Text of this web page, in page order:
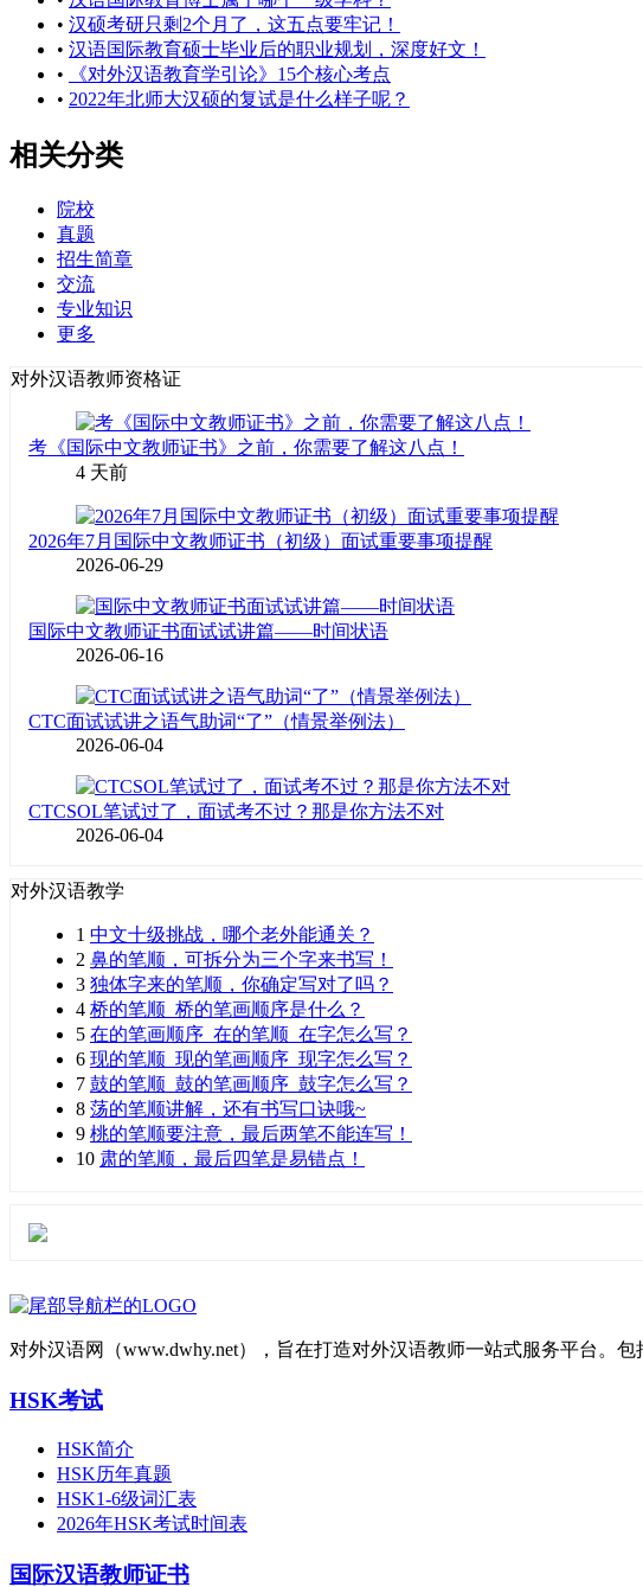
• 汉硕考研只剩2个月了，这五点要牢记！
• 汉语国际教育硕士毕业后的职业规划，深度好文！
•
《对外汉语教育学引论》15个核心考点
• 2022年北师大汉硕的复试是什么样子呢？
相关分类
院校
真题
招生简章
交流
专业知识
更多
对外汉语教师资格证
考《国际中文教师证书》之前，你需要了解这八点！
4 天前
2026年7月国际中文教师证书（初级）面试重要事项提醒
2026-06-29
国际中文教师证书面试试讲篇——时间状语
2026-06-16
CTC面试试讲之语气助词“了”（情景举例法）
2026-06-04
CTCSOL笔试过了，面试考不过？那是你方法不对
2026-06-04
对外汉语教学
1 中文十级挑战，哪个老外能通关？
2 鼻的笔顺，可拆分为三个字来书写！
3 独体字来的笔顺，你确定写对了吗？
4 桥的笔顺_桥的笔画顺序是什么？
5 在的笔画顺序_在的笔顺_在字怎么写？
6 现的笔顺_现的笔画顺序_现字怎么写？
7 鼓的笔顺_鼓的笔画顺序_鼓字怎么写？
8 荡的笔顺讲解，还有书写口诀哦~
9 桃的笔顺要注意，最后两笔不能连写！
10 肃的笔顺，最后四笔是易错点！
对外汉语网（www.dwhy.net），旨在打造对外汉语教师一站式服务平台。
HSK考试
HSK简介
HSK历年真题
HSK1-6级词汇表
2026年HSK考试时间表
国际汉语教师证书